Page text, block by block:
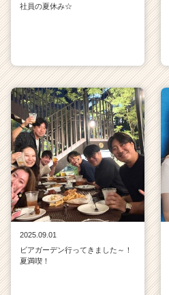
社員の夏休み☆
2025.09.01
ビアガーデン行ってきました～！
夏満喫！